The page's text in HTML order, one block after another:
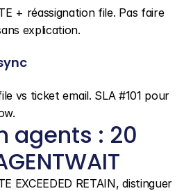
+ réassignation file. Pas faire
explication.
vs ticket email. SLA #101 pour
agents : 20
EXCEEDED RETAIN, distinguer